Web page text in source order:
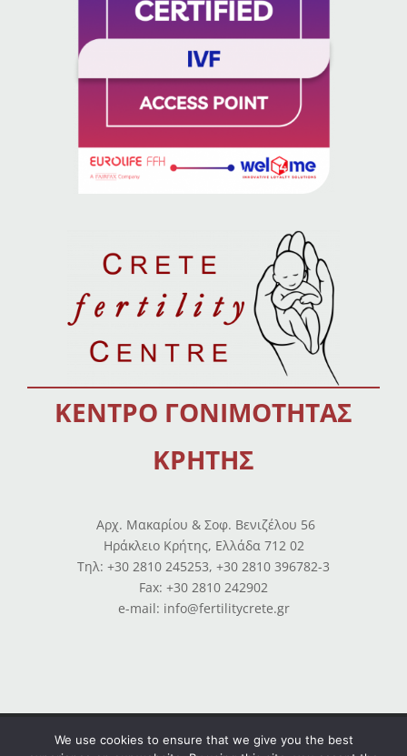
ΚΕΝΤΡΟ ΓΟΝΙΜΟΤΗΤΑΣ
ΚΡΗΤΗΣ
Αρχ. Μακαρίου & Σοφ. Βενιζέλου 56
Ηράκλειο Κρήτης, Ελλάδα 712 02
Tηλ: +30 2810 245253, +30 2810 396782-3
Fax: +30 2810 242902
e-mail: info@fertilitycrete.gr
Όροι χρήσης– Πολιτική απορρήτου–Ισολογισμοί
We use cookies to ensure that we give you the best